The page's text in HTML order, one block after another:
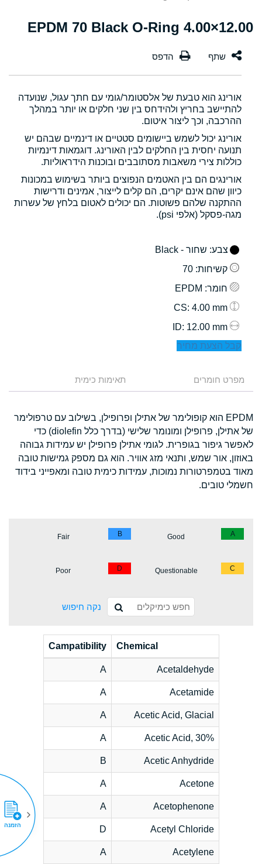
12.00×4.00 EPDM 70 Black O-Ring
אורינג הוא טבעת של אלסטומר/גומי עם חתך עגול, שנועדה
להתיישב בחריץ ולהידחס בין שני חלקים או יותר במהלך
ההרכבה, וכך ליצור איטום.
אורינג יכול לשמש ביישומים סטטיים או דינמיים שבהם יש
תנועה יחסית בין החלקים לבין האורינג. דוגמאות דינמיות
כוללות צירי משאבות מסתובבים ובוכנות הידראוליות.
אורינגים הם בין האטמים הנפוצים ביותר בשימוש במכונות
כיוון שהם אינם יקרים, הם קלים לייצור, אמינים ודרישות
ההתקנה שלהם פשוטות. הם יכולים לאטום בלחץ של עשרות
מגה-פסקל (אלפי psi).
צבע: שחור - Black
קשיחות: 70
חומר: EPDM
: 4.00 mm
: 12.00 mm
קבל הצעת מחיר
מפרט חומרים תאימות כימית
EPDM הוא קופולימר של אתילן ופרופילן, בשילוב עם טרפולימר
של אתילן, פרופילן ומונומר שלישי (בדרך כלל diolefin) כדי
לאפשר גיפור בגופרית. לגומי אתילן פרופילן יש עמידות גבוהה
באוזון, אור שמש, ותנאי מזג אוויר. הוא גם מספק גמישות טובה
מאוד בטמפרטורות נמוכות, עמידות כימית טובה ומאפייני בידוד
חשמלי טובים.
A
Good
B
Fair
C
Questionable
D
Poor
נקה חיפוש
Chemical
Campatibility
Acetaldehyde
A
Acetamide
A
Acetic Acid, Glacial
A
Acetic Acid, 30%
A
Acetic Anhydride
B
Acetone
A
Acetophenone
A
Acetyl Chloride
D
Acetylene
A
הזמנה